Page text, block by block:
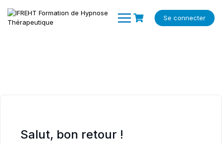
content
Se connecter
Salut, bon retour !